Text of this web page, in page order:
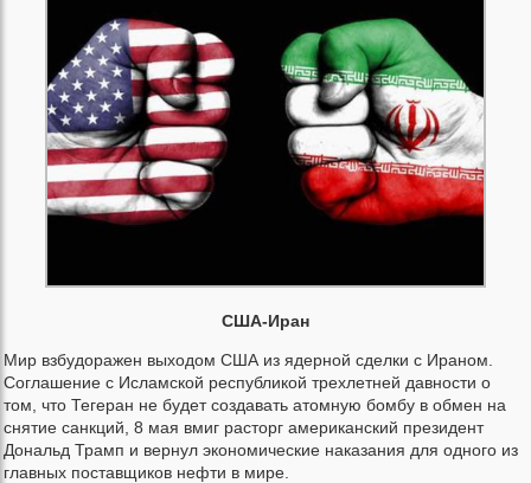
США-Иран
Мир взбудоражен выходом США из ядерной сделки с Ираном.
Соглашение с Исламской республикой трехлетней давности о
том, что Тегеран не будет создавать атомную бомбу в обмен на
снятие санкций, 8 мая вмиг расторг американский президент
Дональд Трамп и вернул экономические наказания для одного из
главных поставщиков нефти в мире.